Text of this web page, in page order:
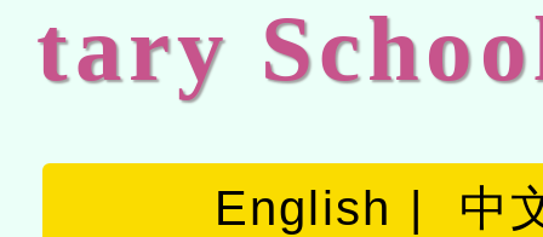
tary
English 中